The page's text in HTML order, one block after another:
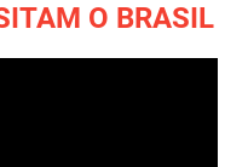
O BRASIL